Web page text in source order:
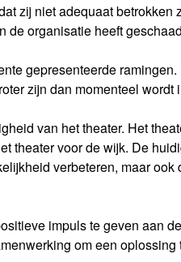
zij niet adequaat betrokken
de organisatie heeft
gepresenteerde
zijn dan momenteel wordt
van het theater. Het
theater voor de wijk. De
verbeteren, maar
impuls te geven aan
om een